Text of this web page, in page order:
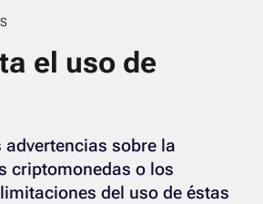
el uso de
sobre la
criptomonedas o los
del uso de éstas